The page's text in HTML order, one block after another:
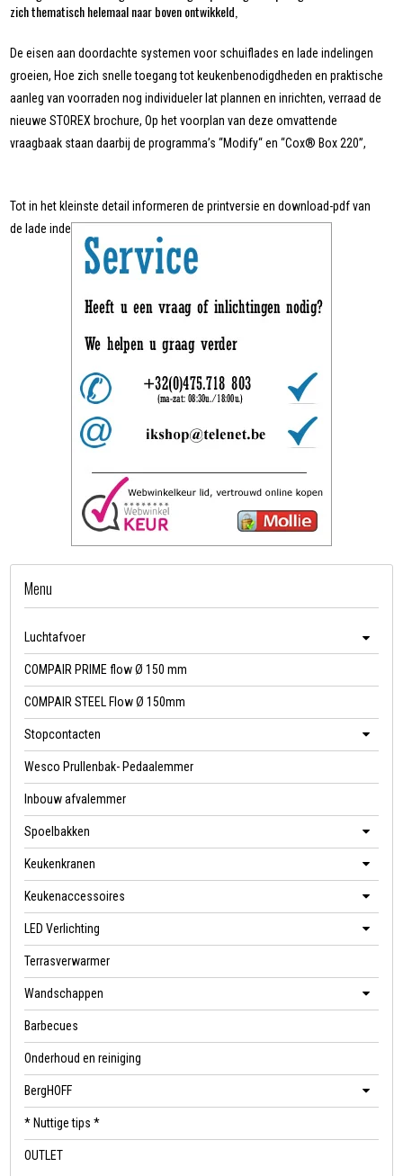
zich thematisch helemaal naar boven ontwikkeld,
De eisen aan doordachte systemen voor schuiflades en lade indelingen
groeien, Hoe zich snelle toegang tot keukenbenodigdheden en praktische
aanleg van voorraden nog individueler lat plannen en inrichten, verraad de
nieuwe STOREX brochure, Op het voorplan van deze omvattende
vraagbaak staan daarbij de programma’s “Modify“ en “Cox® Box 220”,
Tot in het kleinste detail informeren de printversie en download-pdf van
de lade indelingen,
Menu
Luchtafvoer
COMPAIR PRIME flow Ø 150 mm
COMPAIR STEEL Flow Ø 150mm
Stopcontacten
Wesco Prullenbak- Pedaalemmer
Inbouw afvalemmer
Spoelbakken
Keukenkranen
Keukenaccessoires
LED Verlichting
Terrasverwarmer
Wandschappen
Barbecues
Onderhoud en reiniging
BergHOFF
* Nuttige tips *
OUTLET